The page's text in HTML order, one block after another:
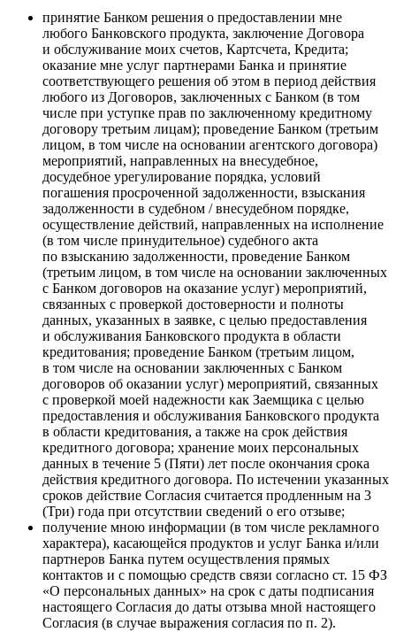
принятие Банком решения о предоставлении мне
любого Банковского продукта, заключение Договора
и обслуживание моих счетов, Картсчета, Кредита;
оказание мне услуг партнерами Банка и принятие
соответствующего решения об этом в период действия
любого из Договоров, заключенных с Банком (в том
числе при уступке прав по заключенному кредитному
договору третьим лицам); проведение Банком (третьим
лицом, в том числе на основании агентского договора)
мероприятий, направленных на внесудебное,
досудебное урегулирование порядка, условий
погашения просроченной задолженности, взыскания
задолженности в судебном / внесудебном порядке,
осуществление действий, направленных на исполнение
(в том числе принудительное) судебного акта
по взысканию задолженности, проведение Банком
(третьим лицом, в том числе на основании заключенных
с Банком договоров на оказание услуг) мероприятий,
связанных с проверкой достоверности и полноты
данных, указанных в заявке, с целью предоставления
и обслуживания Банковского продукта в области
кредитования; проведение Банком (третьим лицом,
в том числе на основании заключенных с Банком
договоров об оказании услуг) мероприятий, связанных
с проверкой моей надежности как Заемщика с целью
предоставления и обслуживания Банковского продукта
в области кредитования, а также на срок действия
кредитного договора; хранение моих персональных
данных в течение 5 (Пяти) лет после окончания срока
действия кредитного договора. По истечении указанных
сроков действие Согласия считается продленным на 3
(Три) года при отсутствии сведений о его отзыве;
получение мною информации (в том числе рекламного
характера), касающейся продуктов и услуг Банка и/или
партнеров Банка путем осуществления прямых
контактов и с помощью средств связи согласно ст. 15 ФЗ
«О персональных данных» на срок с даты подписания
настоящего Согласия до даты отзыва мной настоящего
Согласия (в случае выражения согласия по п. 2).